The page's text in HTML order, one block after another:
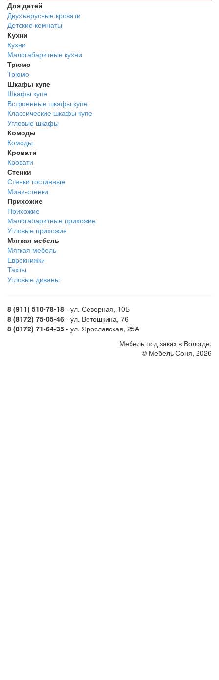
Для детей
Двухъярусные кровати
Детские комнаты
Кухни
Кухни
Малогабаритные кухни
Трюмо
Трюмо
Шкафы купе
Шкафы купе
Встроенные шкафы купе
Классические шкафы купе
Угловые шкафы
Комоды
Комоды
Кровати
Кровати
Стенки
Стенки гостинные
Мини-стенки
Прихожие
Прихожие
Малогабаритные прихожие
Угловые прихожие
Мягкая мебель
Мягкая мебель
Еврокнижки
Тахты
Угловые диваны
8 (911) 510-78-18 - ул. Северная, 10Б
8 (8172) 75-05-46 - ул. Ветошкина, 76
8 (8172) 71-64-35 - ул. Ярославская, 25А
Мебель под заказ в Вологде.
© Мебель Соня, 2026